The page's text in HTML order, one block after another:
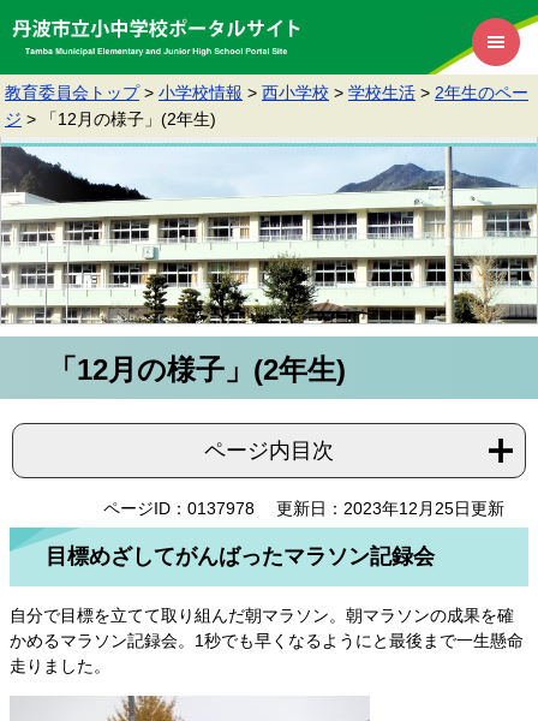
教育委員会トップ > 小学校情報 > 西小学校 > 学校生活 > 2年生のペー
ジ > 「12月の様子」(2年生)
「12月の様子」(2年生)
ページ内目次
ページID：0137978 更新日：2023年12月25日更新
目標めざしてがんばったマラソン記録会
自分で目標を立てて取り組んだ朝マラソン。朝マラソンの成果を確
かめるマラソン記録会。1秒でも早くなるようにと最後まで一生懸命
走りました。